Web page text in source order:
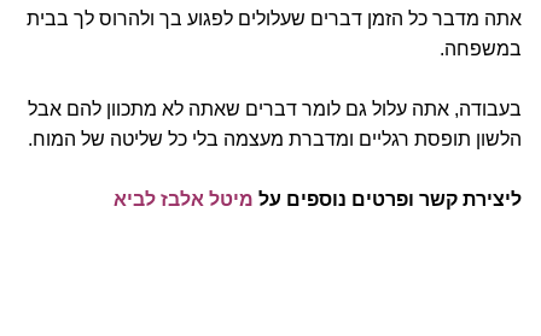
אתה מדבר כל הזמן דברים שעלולים לפגוע בך ולהרוס לך בבית
במשפחה.
בעבודה, אתה עלול גם לומר דברים שאתה לא מתכוון להם אבל
הלשון תופסת רגליים ומדברת מעצמה בלי כל שליטה של המוח.
ליצירת קשר ופרטים נוספים על מיטל אלבז לביא